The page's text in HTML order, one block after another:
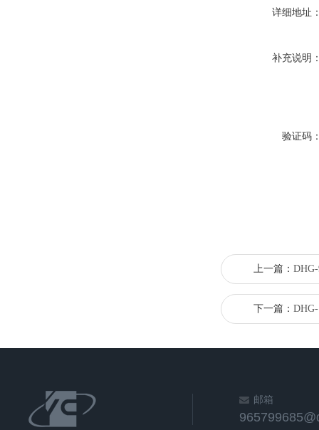
详细地址
补充说明
验证码
上一篇：
下一篇：
邮箱